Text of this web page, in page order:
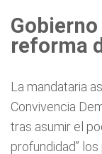
reforma
La mandataria
Convivencia
tras asumir el
profundidad”